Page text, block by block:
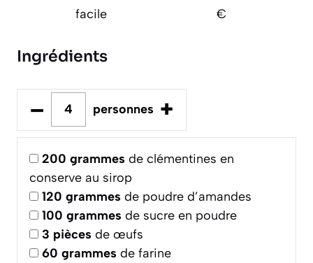
facile €
Ingrédients
– personnes +
200 grammes de clémentines en
conserve au sirop
120 grammes de poudre d’amandes
100 grammes de sucre en poudre
3 pièces de œufs
60 grammes de farine